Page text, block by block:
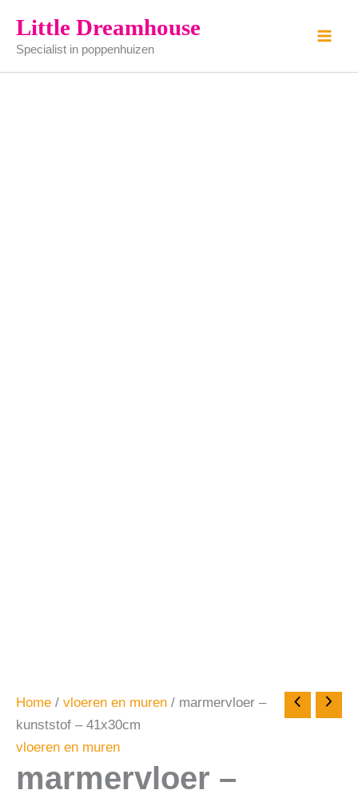
naar
inhoud
Little Dreamhouse
Specialist in poppenhuizen
Home / vloeren en muren / marmervloer –
kunststof – 41x30cm
vloeren en muren
marmervloer –
-
kunststof
-
41x30cm